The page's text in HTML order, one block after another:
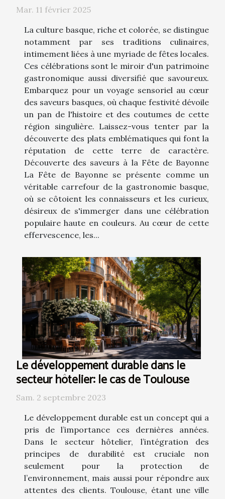
Mar. 11 février 2025
La culture basque, riche et colorée, se distingue
notamment par ses traditions culinaires,
intimement liées à une myriade de fêtes locales.
Ces célébrations sont le miroir d'un patrimoine
gastronomique aussi diversifié que savoureux.
Embarquez pour un voyage sensoriel au cœur
des saveurs basques, où chaque festivité dévoile
un pan de l'histoire et des coutumes de cette
région singulière. Laissez-vous tenter par la
découverte des plats emblématiques qui font la
réputation de cette terre de caractère.
Découverte des saveurs à la Fête de Bayonne
La Fête de Bayonne se présente comme un
véritable carrefour de la gastronomie basque,
où se côtoient les connaisseurs et les curieux,
désireux de s'immerger dans une célébration
populaire haute en couleurs. Au cœur de cette
effervescence, les...
Le développement durable dans le
secteur hôtelier: le cas de Toulouse
Sam. 2 septembre 2023
Le développement durable est un concept qui a
pris de l’importance ces dernières années.
Dans le secteur hôtelier, l’intégration des
principes de durabilité est cruciale non
seulement pour la protection de
l’environnement, mais aussi pour répondre aux
attentes des clients. Toulouse, étant une ville